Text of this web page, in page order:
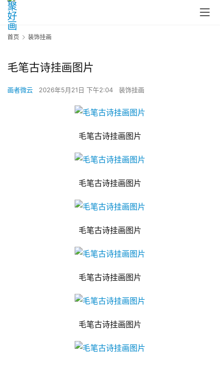
首页 装饰挂画
毛笔古诗挂画图片
画者微云 2026年5月21日 下午2:04 装饰挂画
毛笔古诗挂画图片
毛笔古诗挂画图片
毛笔古诗挂画图片
毛笔古诗挂画图片
毛笔古诗挂画图片